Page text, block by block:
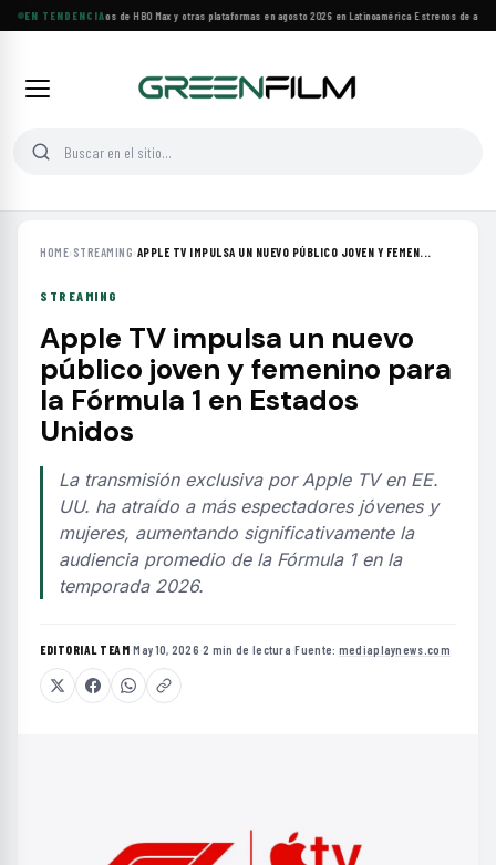
EN TENDENCIA
Principales estrenos de HBO Max y otras plataformas en agosto 2026 en Latinoamérica·Estrenos de
HOME› STREAMING›APPLE TV IMPULSA UN NUEVO PÚBLICO JOVEN Y FEMEN...
STREAMING
Apple TV impulsa un nuevo
público joven y femenino para
la Fórmula 1 en Estados
Unidos
La transmisión exclusiva por Apple TV en EE.
UU. ha atraído a más espectadores jóvenes y
mujeres, aumentando significativamente la
audiencia promedio de la Fórmula 1 en la
temporada 2026.
EDITORIAL TEAM·May 10, 2026·2 min de lectura·Fuente: mediaplaynews.com